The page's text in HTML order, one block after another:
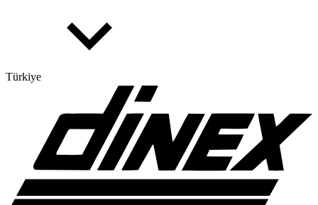
Türkiye